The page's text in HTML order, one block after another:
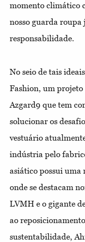
momento climático
nosso guarda roupa
responsabilidade.
No seio de tais
Fashion, um projeto
Azgard9 que tem
solucionar os
vestuário
indústria pelo
asiático possui uma
onde se destacam
LVMH e o gigante
ao
sustentabilidade,